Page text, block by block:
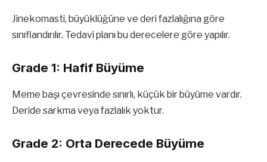
Jinekomasti, büyüklüğüne ve deri fazlalığına göre
sınıflandırılır. Tedavi planı bu derecelere göre yapılır.
Grade 1: Hafif Büyüme
Meme başı çevresinde sınırlı, küçük bir büyüme vardır.
Deride sarkma veya fazlalık yoktur.
Grade 2: Orta Derecede Büyüme